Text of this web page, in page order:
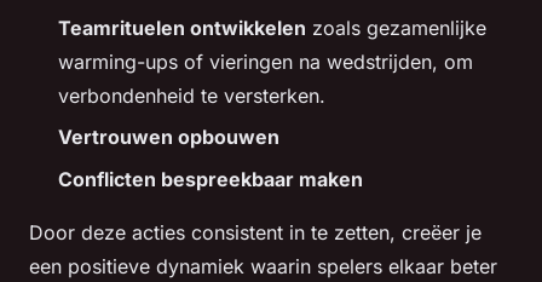
Teamrituelen ontwikkelen zoals gezamenlijke
warming-ups of vieringen na wedstrijden, om
verbondenheid te versterken.
Vertrouwen opbouwen
Conflicten bespreekbaar maken
Door deze acties consistent in te zetten, creëer je
een positieve dynamiek waarin spelers elkaar beter